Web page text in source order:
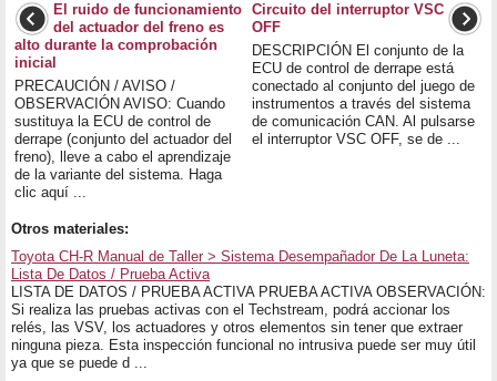
El ruido de funcionamiento
del actuador del freno es
alto durante la comprobación
inicial
PRECAUCIÓN / AVISO /
OBSERVACIÓN AVISO: Cuando
sustituya la ECU de control de
derrape (conjunto del actuador del
freno), lleve a cabo el aprendizaje
de la variante del sistema. Haga
clic aquí ...
Circuito del interruptor VSC
OFF
DESCRIPCIÓN El conjunto de la
ECU de control de derrape está
conectado al conjunto del juego de
instrumentos a través del sistema
de comunicación CAN. Al pulsarse
el interruptor VSC OFF, se de ...
Otros materiales:
Toyota CH-R Manual de Taller > Sistema Desempañador De La Luneta:
Lista De Datos / Prueba Activa
LISTA DE DATOS / PRUEBA ACTIVA PRUEBA ACTIVA OBSERVACIÓN:
Si realiza las pruebas activas con el Techstream, podrá accionar los
relés, las VSV, los actuadores y otros elementos sin tener que extraer
ninguna pieza. Esta inspección funcional no intrusiva puede ser muy útil
ya que se puede d ...